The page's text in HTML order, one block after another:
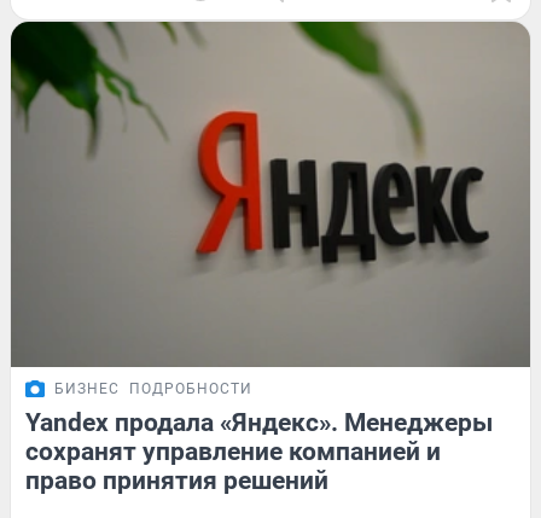
БИЗНЕС ПОДРОБНОСТИ
Yandex продала «Яндекс». Менеджеры
сохранят управление компанией и
право принятия решений